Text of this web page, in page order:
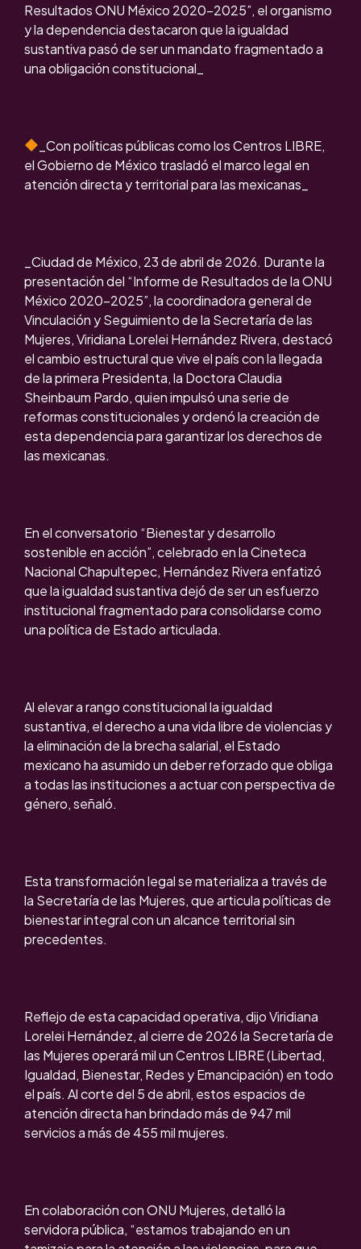
Resultados ONU México 2020-2025”, el organismo
y la dependencia destacaron que la igualdad
sustantiva pasó de ser un mandato fragmentado a
una obligación constitucional_
_Con políticas públicas como los Centros LIBRE,
el Gobierno de México trasladó el marco legal en
atención directa y territorial para las mexicanas_
_Ciudad de México, 23 de abril de 2026. Durante la
presentación del “Informe de Resultados de la ONU
México 2020-2025”, la coordinadora general de
Vinculación y Seguimiento de la Secretaría de las
Mujeres, Viridiana Lorelei Hernández Rivera, destacó
el cambio estructural que vive el país con la llegada
de la primera Presidenta, la Doctora Claudia
Sheinbaum Pardo, quien impulsó una serie de
reformas constitucionales y ordenó la creación de
esta dependencia para garantizar los derechos de
las mexicanas.
En el conversatorio “Bienestar y desarrollo
sostenible en acción”, celebrado en la Cineteca
Nacional Chapultepec, Hernández Rivera enfatizó
que la igualdad sustantiva dejó de ser un esfuerzo
institucional fragmentado para consolidarse como
una política de Estado articulada.
Al elevar a rango constitucional la igualdad
sustantiva, el derecho a una vida libre de violencias y
la eliminación de la brecha salarial, el Estado
mexicano ha asumido un deber reforzado que obliga
a todas las instituciones a actuar con perspectiva de
género, señaló.
Esta transformación legal se materializa a través de
la Secretaría de las Mujeres, que articula políticas de
bienestar integral con un alcance territorial sin
precedentes.
Reflejo de esta capacidad operativa, dijo Viridiana
Lorelei Hernández, al cierre de 2026 la Secretaría de
las Mujeres operará mil un Centros LIBRE (Libertad,
Igualdad, Bienestar, Redes y Emancipación) en todo
el país. Al corte del 5 de abril, estos espacios de
atención directa han brindado más de 947 mil
servicios a más de 455 mil mujeres.
En colaboración con ONU Mujeres, detalló la
servidora pública, “estamos trabajando en un